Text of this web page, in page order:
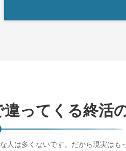
ってくる終活
人は多くないです。だから現実はも